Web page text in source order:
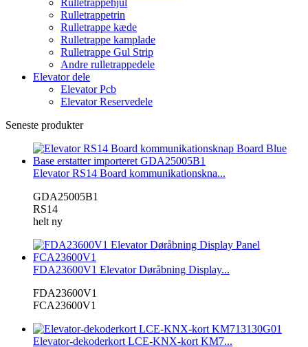
Rulletrappetrin
Rulletrappe kæde
Rulletrappe kamplade
Rulletrappe Gul Strip
Andre rulletrappedele
Elevator dele
Elevator Pcb
Elevator Reservedele
Seneste produkter
Elevator RS14 Board kommunikationskna...
GDA25005B1
RS14
helt ny
FDA23600V1 Elevator Døråbning Display...
FDA23600V1
FCA23600V1
Elevator-dekoderkort LCE-KNX-kort KM7...